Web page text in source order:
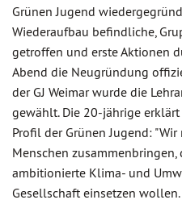
Grünen Jugend
Wiederaufbau befindliche,
getroffen und erste Aktionen
Abend die Neugründung
der GJ Weimar wurde die
gewählt. Die 20-jährige
Profil der Grünen Jugend:
Menschen
ambitionierte Klima- und
Gesellschaft einsetzen